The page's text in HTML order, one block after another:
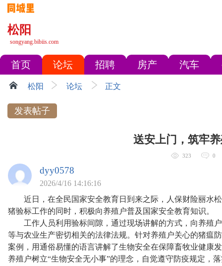
松阳
songyang.bibiis.com
首页 论坛 招聘 房产 汽车
松阳 论坛 正文
发表帖子
送安上门，筑牢
323 0
dyy0578
2026/4/16 14:16:16
近日，在全民国家安全教育日到来之际，人保财险丽水
猪验标工作的同时，积极向养殖户普及国家安全教育知识。
工作人员利用验标间隙，通过现场讲解的方式，向养殖
等与农业生产密切相关的法律法规。针对养殖户关心的猪瘟
案例，用通俗易懂的语言讲解了生物安全在保障畜牧业健康
养殖户树立“生物安全无小事”的理念，自觉遵守防疫规定，